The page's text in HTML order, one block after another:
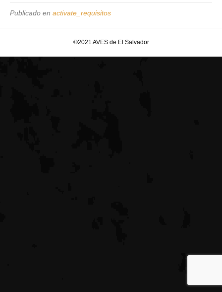
Publicado en activate_requisitos
©2021 AVES de El Salvador